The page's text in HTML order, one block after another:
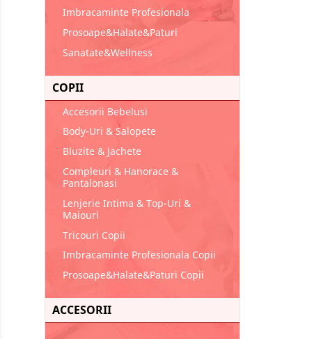
Imbracaminte Profesionala
Prosoape&Halate&Paturi
Sanatate&Wellness
COPII
Accesorii Bebelusi
Body-Uri & Salopete
Bluzite & Jachete
Compleuri & Hanorace &
Pantalonasi
Lenjerie Intima & Top-Uri &
Maiouri
Tricouri Copii
Imbracaminte Profesionala Copii
Prosoape&Halate&Paturi Copii
ACCESORII